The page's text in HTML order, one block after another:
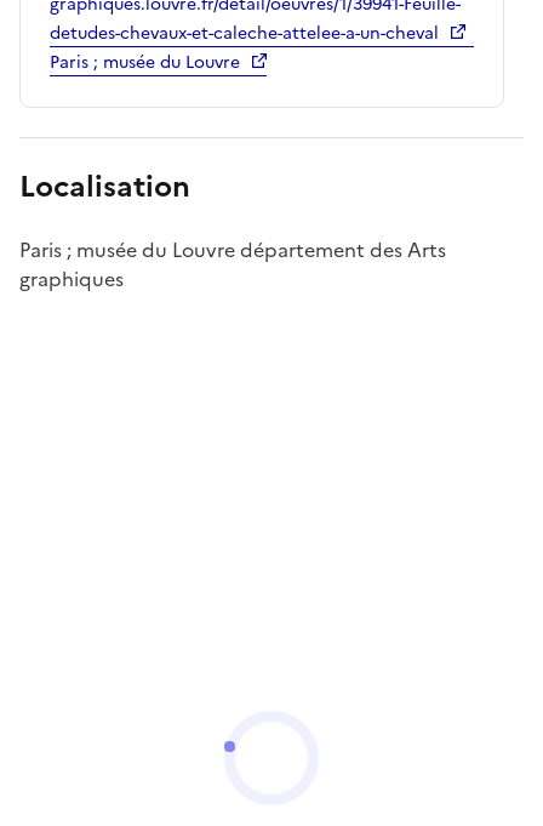
detudes-chevaux-et-caleche-attelee-a-un-cheval
Paris ; musée du Louvre
Localisation
Paris ; musée du Louvre département des Arts
graphiques